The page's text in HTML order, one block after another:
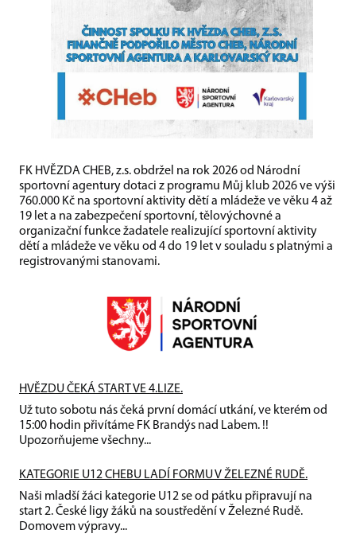
FK HVĚZDA CHEB, z.s. obdržel na rok 2026 od Národní
sportovní agentury dotaci z programu Můj klub 2026 ve výši
760.000 Kč na sportovní aktivity dětí a mládeže ve věku 4 až
19 let a na zabezpečení sportovní, tělovýchovné a
organizační funkce žadatele realizující sportovní aktivity
dětí a mládeže ve věku od 4 do 19 let v souladu s platnými a
registrovanými stanovami.
HVĚZDU ČEKÁ START VE 4.LIZE.
Už tuto sobotu nás čeká první domácí utkání, ve kterém od
15:00 hodin přivítáme FK Brandýs nad Labem. !!
Upozorňujeme všechny...
KATEGORIE U12 CHEBU LADÍ FORMU V ŽELEZNÉ RUDĚ.
Naši mladší žáci kategorie U12 se od pátku připravují na
start 2. České ligy žáků na soustředění v Železné Rudě.
Domovem výpravy...